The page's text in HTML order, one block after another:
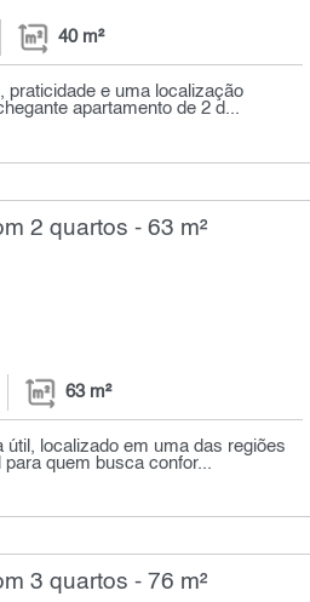
40 m²
praticidade e uma localização
apartamento de 2 d...
2 quartos - 63 m²
63 m²
útil, localizado em uma das regiões
quem busca confor...
3 quartos - 76 m²